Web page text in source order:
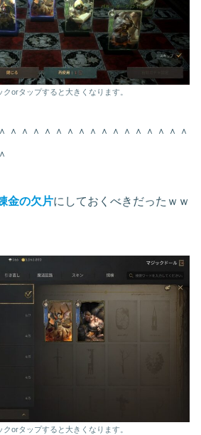
クorタップすると大きくなります。
＾＾＾＾＾＾＾＾＾＾＾＾＾＾＾＾
金の欠片にしておくべきだったｗｗ
クorタップすると大きくなります。